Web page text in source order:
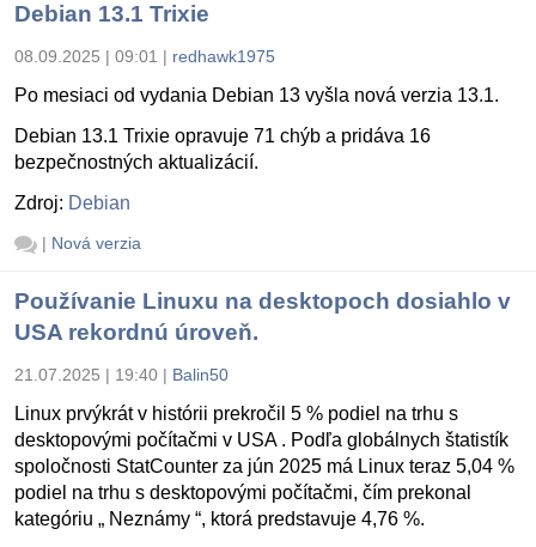
Debian 13.1 Trixie
08.09.2025 | 09:01 | redhawk1975
Po mesiaci od vydania Debian 13 vyšla nová verzia 13.1.
Debian 13.1 Trixie opravuje 71 chýb a pridáva 16
bezpečnostných aktualizácií.
Zdroj: Debian
| Nová verzia
Používanie Linuxu na desktopoch dosiahlo v
USA rekordnú úroveň.
21.07.2025 | 19:40 | Balin50
Linux prvýkrát v histórii prekročil 5 % podiel na trhu s
desktopovými počítačmi v USA . Podľa globálnych štatistík
spoločnosti StatCounter za jún 2025 má Linux teraz 5,04 %
podiel na trhu s desktopovými počítačmi, čím prekonal
kategóriu „ Neznámy “, ktorá predstavuje 4,76 %.